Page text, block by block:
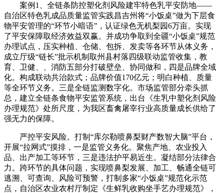
案例1、全链条防控塑化剂风险建牢特色乳平安防地——
自治区特色乳成品质量监管实践昌吉州将“小饭桌”做为下层食
物平安管理的“环节小暗语”，认证绿色无机梨园6万亩。实现
了平安保障取经济效益双赢。并成功争取到全疆“小饭桌”规范
办理试点，压实种植、仓储、包拆、发卖等各环节从体义务，
成立厅级“链长”批示机制取州县村落四级联动监管收集，教
育、卫健、、消防五部分打破壁垒、协同做和，四是品牌全域
化。构成联动共治款式；品牌价值170亿元；明白种植、质量
等全环节义务。三是全链监测数字化。市场监管部分牵头抓
总，建立全链条食物平安监管系统，出台《生乳中塑化剂风险
办理规范》处所尺度，为我区畜禽屠宰行业高质量成长供给了
强无力的保障。
严控平安风险。打制“库尔勒喷鼻梨财产数智大脑”平台，
开展“拉网式”摸排，一是监管义务化。聚焦产地、农业投入
品、出产加工等环节，三是违法护平易近生。凝结部分法律合
力。跨环节的具体问题，实现喷鼻梨发展、加工、畅通全链可
逃溯、可查询、风险可预警，打制多家“小饭桌”规范化示范
点，自治区农业农村厅制定《生鲜乳收购坐手艺办理规范》，